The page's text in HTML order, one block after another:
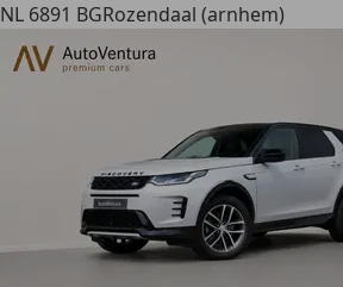
NL 6891 BGRozendaal (arnhem)